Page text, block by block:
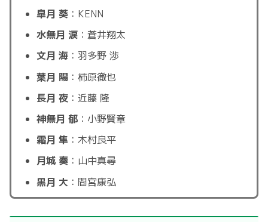
皐月 葵：KENN
水無月 涙：蒼井翔太
文月 海：羽多野 渉
葉月 陽：柿原徹也
長月 夜：近藤 隆
神無月 郁：小野賢章
霜月 隼 ：木村良平
月城 奏：山中真尋
黒月 大 ：間宮康弘